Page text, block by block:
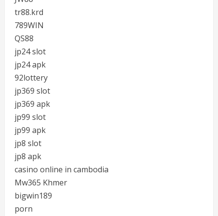
tr88.krd
789WIN
QS88
jp24 slot
jp24 apk
92lottery
jp369 slot
jp369 apk
jp99 slot
jp99 apk
jp8 slot
jp8 apk
casino online in cambodia
Mw365 Khmer
bigwin189
porn